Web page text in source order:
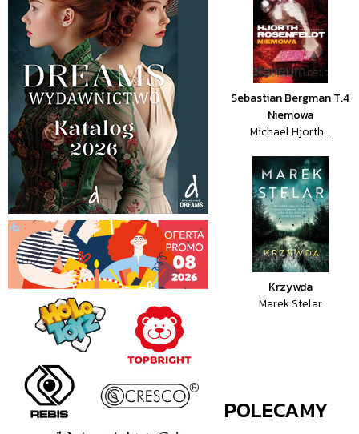
Sebastian Bergman T.4
Niemowa
Michael Hjorth...
Krzywda
Marek Stelar
POLECAMY